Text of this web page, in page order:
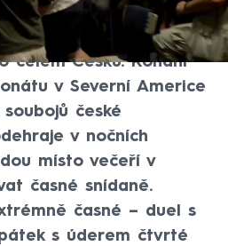
otevřeme – věta,
s Jižní Koreou z
celém Česku. Konání
v Severní Americe
české
v nočních
místo večeří v
časné snídaně.
časné – duel s
s úderem čtvrté